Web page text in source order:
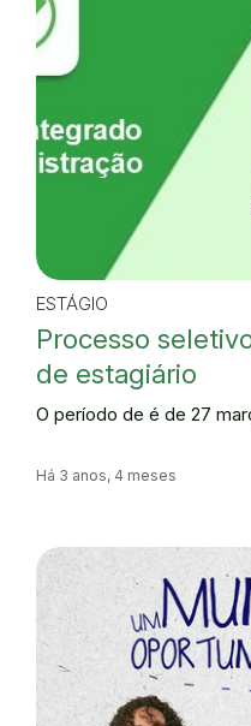
ESTÁGIO
Processo
de estagiário
O período de é de 27
Há 3 anos, 4 meses